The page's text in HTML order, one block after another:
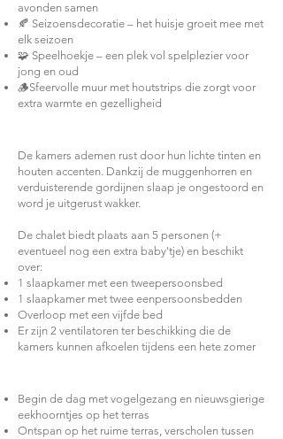
avonden samen
🍂 Seizoensdecoratie – het huisje groeit mee met
elk seizoen
🧩 Speelhoekje – een plek vol spelplezier voor
jong en oud
🪵Sfeervolle muur met houtstrips die zorgt voor
extra warmte en gezelligheid
De kamers ademen rust door hun lichte tinten en
houten accenten. Dankzij de muggenhorren en
verduisterende gordijnen slaap je ongestoord en
word je uitgerust wakker.
De chalet biedt plaats aan 5 personen (+
eventueel nog een extra baby'tje) en beschikt
over:
1 slaapkamer met een tweepersoonsbed
1 slaapkamer met twee eenpersoonsbedden
Overloop met een vijfde bed
Er zijn 2 ventilatoren ter beschikking die de
kamers kunnen afkoelen tijdens een hete zomer
Begin de dag met vogelgezang en nieuwsgierige
eekhoorntjes op het terras
Ontspan op het ruime terras, verscholen tussen